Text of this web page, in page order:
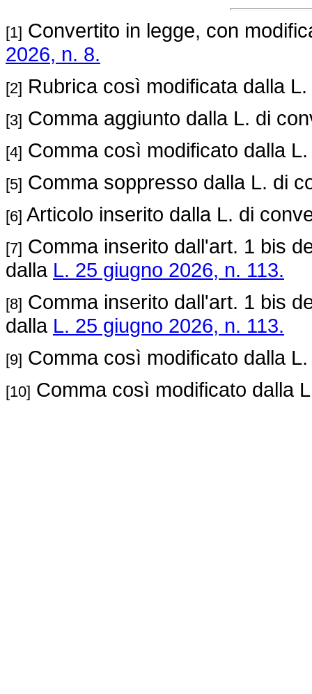
[1] Convertito in legge, con
2026, n. 8.
[2] Rubrica così modificata dalla
[3] Comma aggiunto dalla L. di
[4] Comma così modificato dalla
[5] Comma soppresso dalla L. di
[6] Articolo inserito dalla L. di
[7] Comma inserito dall'art. 1 bis
dalla L. 25 giugno 2026, n. 113.
[8] Comma inserito dall'art. 1 bis
dalla L. 25 giugno 2026, n. 113.
[9] Comma così modificato dalla
[10] Comma così modificato dalla